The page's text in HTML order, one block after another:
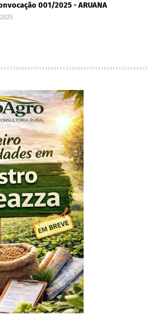
001/2025 - ARUANA